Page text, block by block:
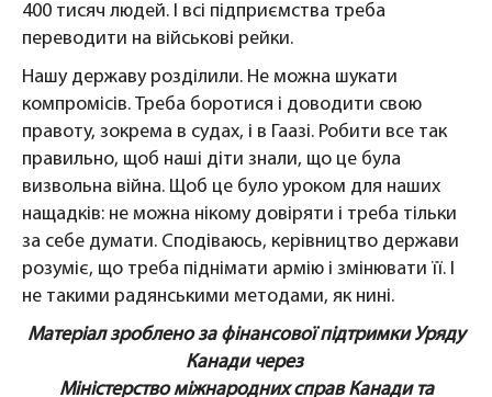
400 тисяч людей. І всі підприємства треба
переводити на військові рейки.
Нашу державу розділили. Не можна шукати
компромісів. Треба боротися і доводити свою
правоту, зокрема в судах, і в Гаазі. Робити все так
правильно, щоб наші діти знали, що це була
визвольна війна. Щоб це було уроком для наших
нащадків: не можна нікому довіряти і треба тільки
за себе думати. Сподіваюсь, керівництво держави
розуміє, що треба піднімати армію і змінювати її. І
не такими радянськими методами, як нині.
Матеріал зроблено за фінансової підтримки Уряду
Канади через
Міністерство міжнародних справ Канади та